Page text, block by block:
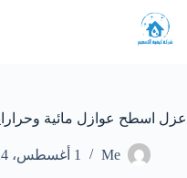
إلى
المحتوى
عزل اسطح عوازل مائية وحراراية
Me 1 أغسطس، 2024